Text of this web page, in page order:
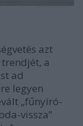
azt
a
ad
legyen
„fűnyíró-
vissza”